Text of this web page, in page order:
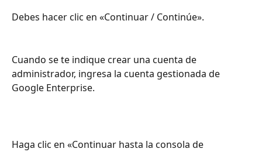
Debes hacer clic en «Continuar / Continúe».
Cuando se te indique crear una cuenta de
administrador, ingresa la cuenta gestionada de
Google Enterprise.
Haga clic en «Continuar hasta la consola de